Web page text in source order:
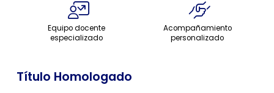
Equipo docente
especializado
Acompañamiento
personalizado
Título Homologado